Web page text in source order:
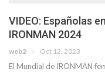
VIDEO: Españolas
IRONMAN 2024
web2 Oct 12, 2023
El Mundial de IRONMAN